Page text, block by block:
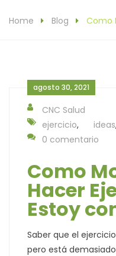
Home Blog Como
agosto 30, 2021
CNC Salud
ejercicio, ideas
0 comentario
Como
Hacer
Estoy
Saber que el
pero está